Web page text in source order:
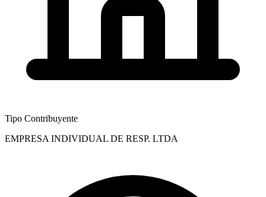
Tipo Contribuyente
EMPRESA INDIVIDUAL DE RESP. LTDA